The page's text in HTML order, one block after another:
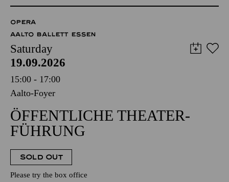
OPERA
AALTO BALLETT ESSEN
Saturday
19.09.2026
15:00 - 17:00
Aalto-Foyer
ÖFFENTLICHE THEATER­
FÜHRUNG
SOLD OUT
Please try the box office